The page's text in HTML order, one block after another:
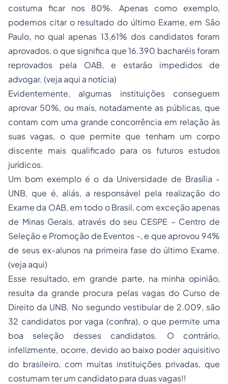
costuma ficar nos 80%. Apenas como exemplo,
podemos citar o resultado do último Exame, em São
Paulo, no qual apenas 13,61% dos candidatos foram
aprovados, o que significa que 16.390 bacharéis foram
reprovados pela OAB, e estarão impedidos de
advogar. (veja aqui a notícia)
Evidentemente, algumas instituições conseguem
aprovar 50%, ou mais, notadamente as públicas, que
contam com uma grande concorrência em relação às
suas vagas, o que permite que tenham um corpo
discente mais qualificado para os futuros estudos
jurídicos.
Um bom exemplo é o da Universidade de Brasília -
UNB, que é, aliás, a responsável pela realização do
Exame da OAB, em todo o Brasil, com exceção apenas
de Minas Gerais, através do seu CESPE – Centro de
Seleção e Promoção de Eventos -, e que aprovou 94%
de seus ex-alunos na primeira fase do último Exame.
(veja aqui)
Esse resultado, em grande parte, na minha opinião,
resulta da grande procura pelas vagas do Curso de
Direito da UNB. No segundo vestibular de 2.009, são
32 candidatos por vaga (confira), o que permite uma
boa seleção desses candidatos. O contrário,
infelizmente, ocorre, devido ao baixo poder aquisitivo
do brasileiro, com muitas instituições privadas, que
costumam ter um candidato para duas vagas!!